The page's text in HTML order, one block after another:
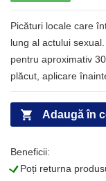
Picături locale care
lung al actului
pentru aproximativ
plăcut, aplicare
Adaugă în
Beneficii:
LPoți returna